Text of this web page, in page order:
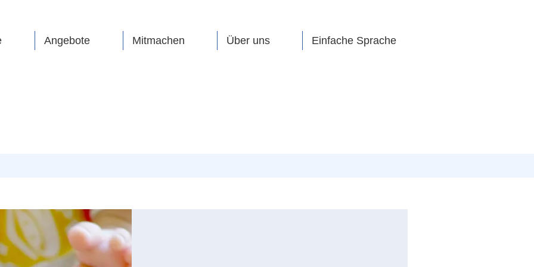
Angebote Mitmachen Über uns Einfache Sprache